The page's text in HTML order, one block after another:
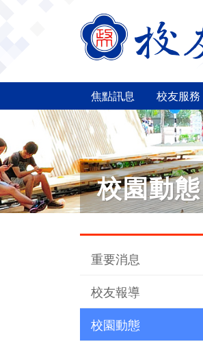
焦點訊息 校友服務
校園動態
重要消息
校友報導
校園動態